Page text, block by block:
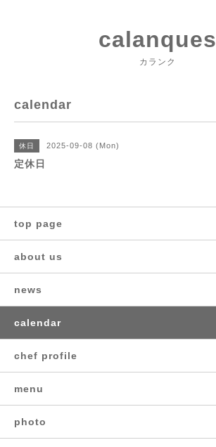
calanques
カランク
calendar
休日 2025-09-08 (Mon)
定休日
top page
about us
news
calendar
chef profile
menu
photo